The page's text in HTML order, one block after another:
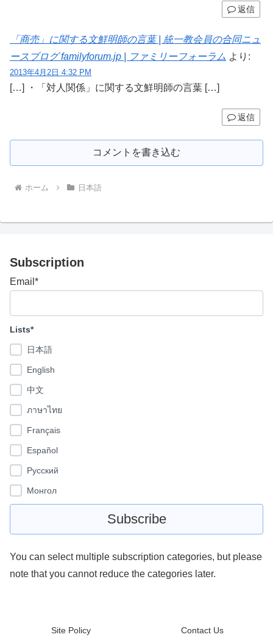
返信
「商売」に関する文鮮明師の言葉 | 統一教会員の合同ニュ
ースブログ familyforum.jp | ファミリーフォーラム より:
2013年4月2日 4:32 PM
[…] ・「対人関係」に関する文鮮明師の言葉 […]
返信
コメントを書き込む
ホーム 日本語
Subscription
Email*
Lists*
日本語
English
中文
ภาษาไทย
Français
Español
Pусский
Монгол
You can select multiple subscription categories, but please
note that you cannot reduce the categories later.
Site Policy Contact Us